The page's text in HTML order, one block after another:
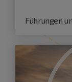
Führungen